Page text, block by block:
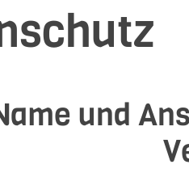
und